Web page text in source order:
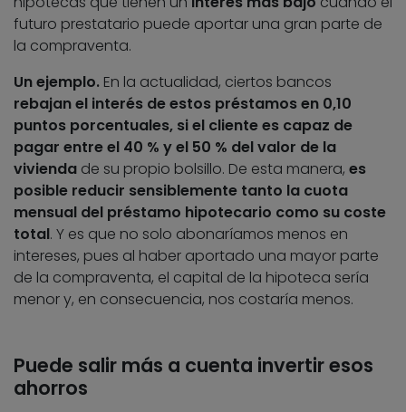
futuro prestatario puede aportar una gran parte de
la compraventa.
Un ejemplo. En la actualidad, ciertos bancos
rebajan el interés de estos préstamos en 0,10
puntos porcentuales, si el cliente es capaz de
pagar entre el 40 % y el 50 % del valor de la
vivienda de su propio bolsillo. De esta manera, es
posible reducir sensiblemente tanto la cuota
mensual del préstamo hipotecario como su coste
total. Y es que no solo abonaríamos menos en
intereses, pues al haber aportado una mayor parte
de la compraventa, el capital de la hipoteca sería
menor y, en consecuencia, nos costaría menos.
Puede salir más a cuenta invertir esos
ahorros